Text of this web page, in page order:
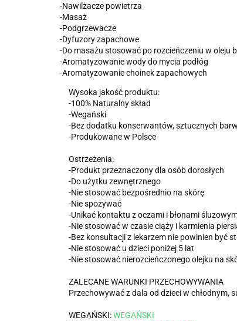
-Nawilżacze powietrza
-Masaż
-Podgrzewacze
-Dyfuzory zapachowe
-Do masażu stosować po rozcieńczeniu w oleju
-Aromatyzowanie wody do mycia podłóg
-Aromatyzowanie choinek zapachowych
Wysoka jakość produktu:
-100% Naturalny skład
-Wegański
-Bez dodatku konserwantów, sztucznych
-Produkowane w Polsce
Ostrzeżenia:
-Produkt przeznaczony dla osób dorosłych
-Do użytku zewnętrznego
-Nie stosować bezpośrednio na skórę
-Nie spożywać
-Unikać kontaktu z oczami i błonami
-Nie stosować w czasie ciąży i karmienia
-Bez konsultacji z lekarzem nie powinien być
-Nie stosować u dzieci poniżej 5 lat
-Nie stosować nierozcieńczonego olejku na
ZALECANE WARUNKI PRZECHOWYWANIA
Przechowywać z dala od dzieci w chłodnym,
WEGAŃSKI:WEGAŃSKI